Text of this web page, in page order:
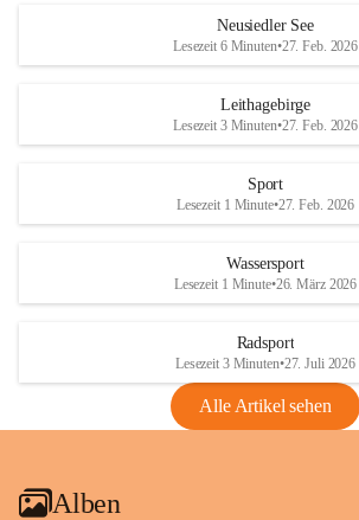
S
und den daraus folgenden wirtschaftlichen
Maßnahmen zur Bekämpfung
Rebe und der Amerikanischen
Anhang VBl. EU Nr. 18
1 Seite•1,4 MB
VBl. EU Nr. 18_2026
r
S
Neusiedler See
Lesezeit 6 Minuten•27. Feb. 2026
Leithagebirge
Lesezeit 3 Minuten•27. Feb. 2026
Sport
Lesezeit 1 Minute•27. Feb. 2026
Wassersport
Lesezeit 1 Minute•26. März 2026
Radsport
Lesezeit 3 Minuten•27. Juli 2026
Alle Artikel sehen
Alben